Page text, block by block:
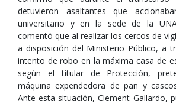
detuvieron asaltantes que
universitario y en la sede de la
comentó que al realizar los cercos de
a disposición del Ministerio Público, a
intento de robo en la máxima casa de
según el titular de Protección,
máquina expendedora de pan y
Ante esta situación, Clement Gallardo,